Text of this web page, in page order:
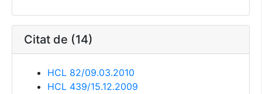
Citat de (14)
HCL 82/09.03.2010
HCL 439/15.12.2009